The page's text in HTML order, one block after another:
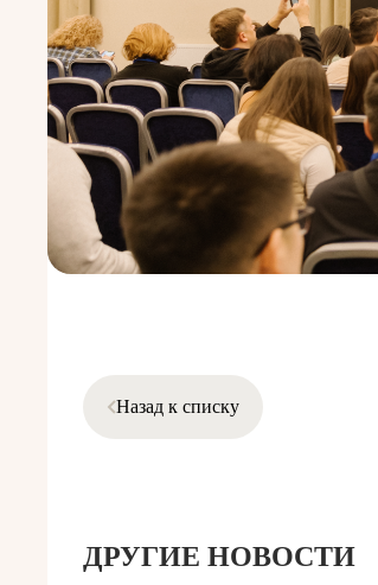
Назад к списку
ДРУГИЕ НОВОСТИ